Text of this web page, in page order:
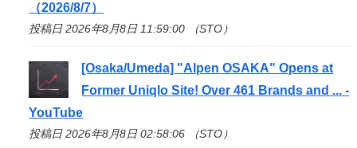
（2026/8/7）
投稿日 2026年8月8日 11:59:00 （STO）
[Osaka/Umeda] "Alpen OSAKA" Opens at
Former Uniqlo Site! Over 461 Brands and ... -
YouTube
投稿日 2026年8月8日 02:58:06 （STO）